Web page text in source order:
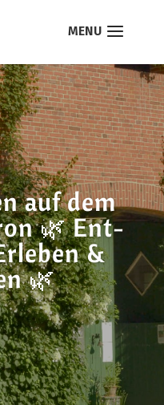
auf dem
🌿 Ent­
&
🌿